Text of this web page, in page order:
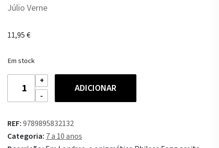
Júlio Verne
11,95€
Em stock
Quantidade
Clássicos
-
A
ADICIONAR
REF:9789895832132
Categoria: 7 a 10 anos